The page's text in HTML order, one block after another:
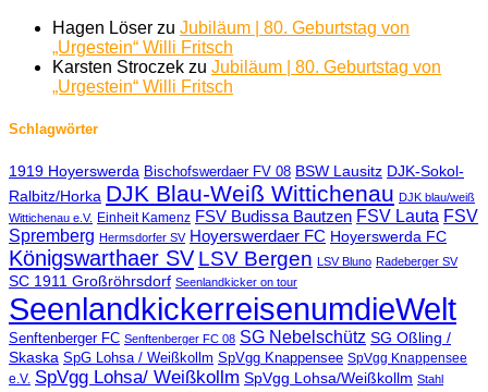
Hagen Löser zu Jubiläum | 80. Geburtstag von
„Urgestein“ Willi Fritsch
Karsten Stroczek zu Jubiläum | 80. Geburtstag von
„Urgestein“ Willi Fritsch
Schlagwörter
1919 Hoyerswerda Bischofswerdaer FV 08 BSW Lausitz DJK-Sokol-
Ralbitz/Horka DJK Blau-Weiß Wittichenau DJK blau/weiß
Wittichenau e.V. Einheit Kamenz FSV Budissa Bautzen FSV Lauta FSV
Spremberg Hermsdorfer SV Hoyerswerdaer FC Hoyerswerda FC
Königswarthaer SV LSV Bergen LSV Bluno Radeberger SV
SC 1911 Großröhrsdorf Seenlandkicker on tour
SeenlandkickerreisenumdieWelt
Senftenberger FC Senftenberger FC 08 SG Nebelschütz SG Oßling /
Skaska SpG Lohsa / Weißkollm SpVgg Knappensee SpVgg Knappensee
e.V. SpVgg Lohsa/ Weißkollm SpVgg Lohsa/Weißkollm Stahl